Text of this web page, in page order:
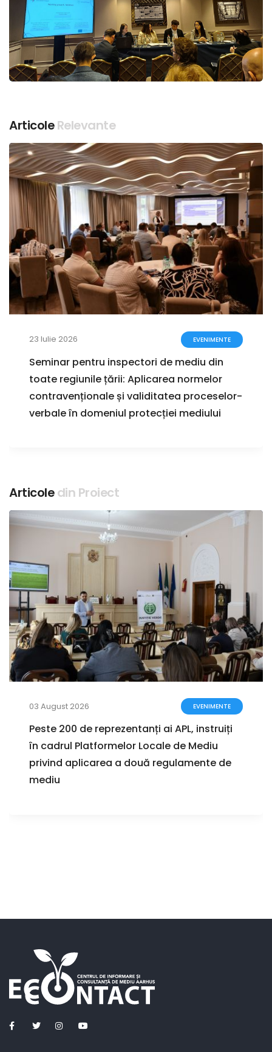
ArticoleRelevante
23 Iulie 2026 EVENIMENTE
Seminar pentru inspectori de mediu din
toate regiunile țării: Aplicarea normelor
contravenționale și validitatea proceselor-
verbale în domeniul protecției mediului
Articoledin Proiect
03 August 2026 EVENIMENTE
Peste 200 de reprezentanți ai APL, instruiți
în cadrul Platformelor Locale de Mediu
privind aplicarea a două regulamente de
mediu